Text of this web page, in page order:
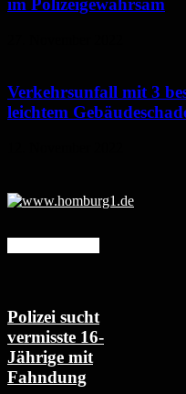
im Polizeigewahrsam
Verkehrsunfall mit 3
leichtem
Polizei sucht
vermisste 16-
Jährige mit
Fahndung